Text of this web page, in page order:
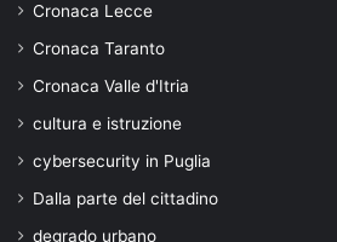
Cronaca Lecce
Cronaca Taranto
Cronaca Valle d'Itria
cultura e istruzione
cybersecurity in Puglia
Dalla parte del cittadino
degrado urbano